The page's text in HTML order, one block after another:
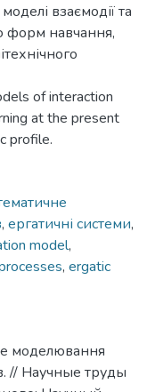
взаємодії та
форм навчання,
of interaction
at the present
profile.
, ергатичні системи,
model,
, ergatic
моделювання
// Научные труды